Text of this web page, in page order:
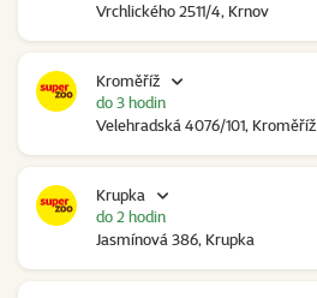
Vrchlického 2511/4, Krnov
Kroměříž
Velehradská 4076/101, Kroměříž
do 3 hodin
Krupka
Jasmínová 386, Krupka
do 2 hodin